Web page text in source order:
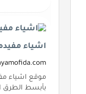
اشياء
موقع اشياء
بأبسط الطرق